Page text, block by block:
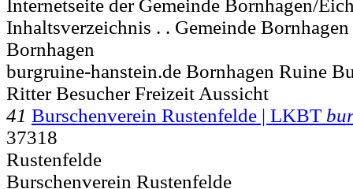
Internetseite der Gemeinde Bornhagen/
Inhaltsverzeichnis . . Gemeinde
Bornhagen
burgruine-hanstein.de Bornhagen Ruine
Ritter Besucher Freizeit Aussicht
41 Burschenverein Rustenfelde | LKBT
37318
Rustenfelde
Burschenverein Rustenfelde